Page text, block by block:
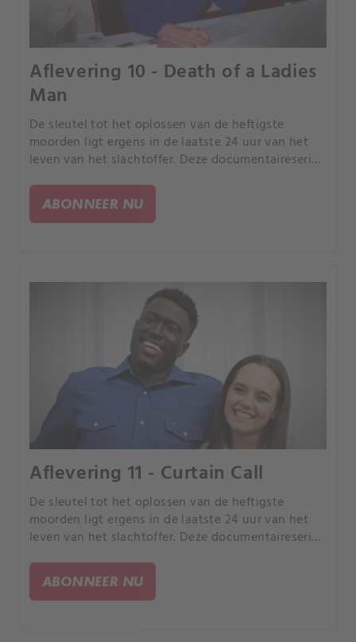
Aflevering 10 - Death of a Ladies
Man
De sleutel tot het oplossen van de heftigste
moorden ligt ergens in de laatste 24 uur van het
leven van het slachtoffer. Deze documentaireserie
de gebeurtenissen in elkaar proberen te zetten.
ABONNEER NU
Aflevering 11 - Curtain Call
De sleutel tot het oplossen van de heftigste
moorden ligt ergens in de laatste 24 uur van het
leven van het slachtoffer. Deze documentaireserie
de gebeurtenissen in elkaar proberen te zetten.
ABONNEER NU